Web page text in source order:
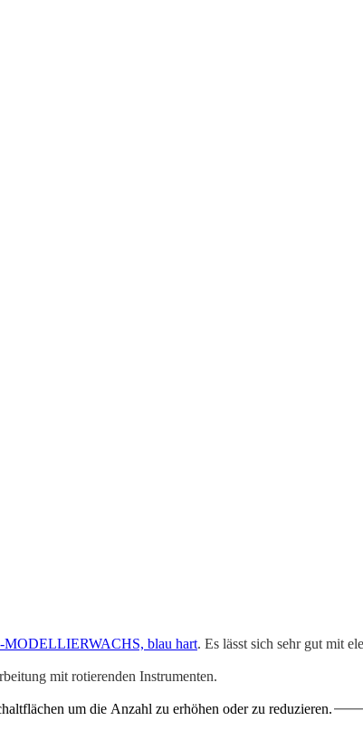
MODELLIER­WACHS, blau hart. Es lässt sich sehr gut mit
mit rotierenden Instrumenten.
um die Anzahl zu erhöhen oder zu reduzieren.